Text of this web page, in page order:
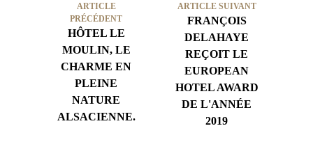
ARTICLE
PRÉCÉDENT
HÔTEL LE
MOULIN, LE
CHARME EN
PLEINE
NATURE
ALSACIENNE.
ARTICLE SUIVANT
FRANÇOIS
DELAHAYE
REÇOIT LE
EUROPEAN
HOTEL AWARD
DE L'ANNÉE
2019